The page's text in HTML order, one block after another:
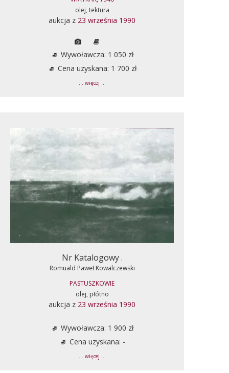
olej, tektura
aukcja z 23 września 1990
Wywoławcza: 1 050 zł
Cena uzyskana: 1 700 zł
... więcej ...
Nr Katalogowy .
Romuald Paweł Kowalczewski
PASTUSZKOWIE
olej, płótno
aukcja z 23 września 1990
Wywoławcza: 1 900 zł
Cena uzyskana: -
... więcej ...